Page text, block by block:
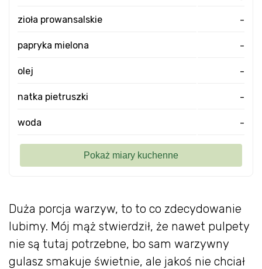
Duża porcja warzyw, to to co zdecydowanie
lubimy. Mój mąż stwierdził, że nawet pulpety
nie są tutaj potrzebne, bo sam warzywny
gulasz smakuje świetnie, ale jakoś nie chciał
zioła prowansalskie -
papryka mielona -
olej -
natka pietruszki -
woda -